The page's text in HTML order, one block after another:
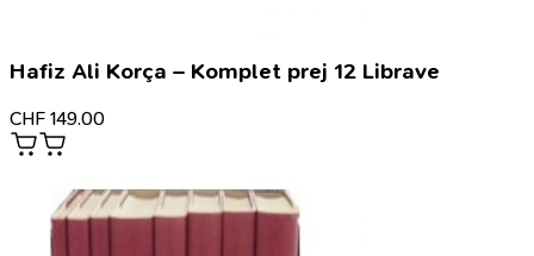
Hafiz Ali Korça – Komplet prej 12 Librave
CHF 149.00